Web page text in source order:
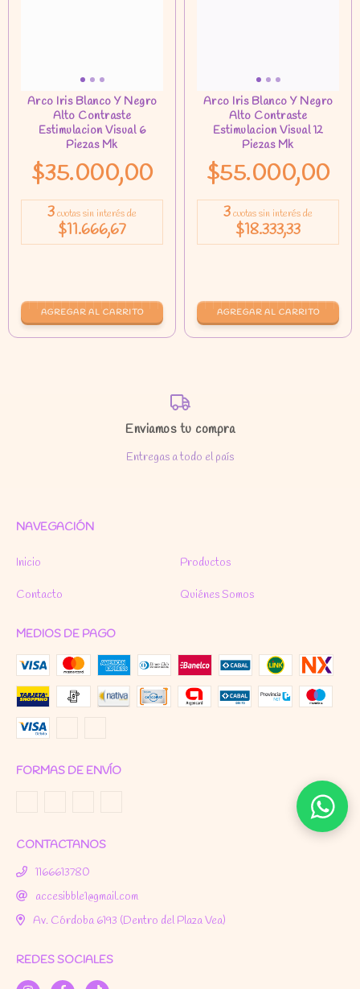
$35.000,00
3cuotas sin interés de
$11.666,67
$55.000,00
3cuotas sin interés de
$18.333,33
Enviamos tu compra
Entregas a todo el país
NAVEGACIÓN
Inicio Productos
Contacto Quiénes Somos
MEDIOS DE PAGO
FORMAS DE ENVÍO
CONTACTANOS
1166613780
accesibble1@gmail.com
Av. Córdoba 6193 (Dentro del Plaza Vea)
REDES SOCIALES